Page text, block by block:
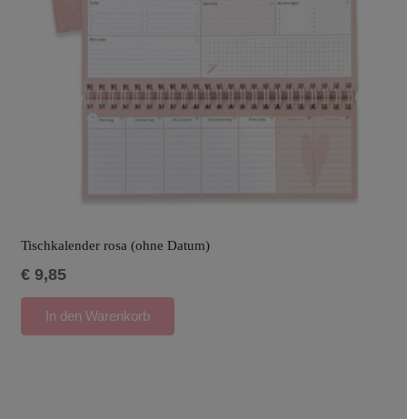
Tischkalender rosa (ohne Datum)
€9,85
In den Warenkorb